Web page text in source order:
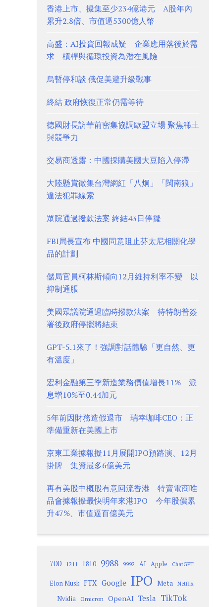
香港上市、擬集至少234億港元 A股年內
累升2.8倍、市值逼5300億人幣
高盛：AI投資回報成疑 企業應用落後於需
求 槓桿與循環投資為潛在風險
烏暫停和談 俄促美避升級戰事
終結 政府恢復正常仍需等待
德國財長訪華前密集協調歐盟立場 聚焦稀土
與競爭力
交易商透露：中國採購美國大豆陷入停滯
大陸懸賞徵集台灣網紅「八炯」「閩南狼」
違法犯罪線索
眾院通過撥款法案 終結43日停擺
FBI局長宣布 中國同意阻止芬太尼相關化學
品的計劃
儲局官員柯林斯傾向12月維持利率不變 以
抑制通脹
美國眾議院通過臨時撥款法案 待特朗普簽
署後政府停擺將結束
GPT-5.1來了！強調對話體驗「更自然、更
有溫度」
宏利金融第三季新造業務價值增長11% 派
息增10%至0.44加元
5年前因財務造假退市 瑞幸咖啡CEO：正
準備重新在美國上市
京東工業據報擬11月展開IPO預路演、12月
掛牌 集資最多6億美元
再有美股中概股有意回流香港 特賣電商唯
品會據報擬最快明年來港IPO 今年股價累
升47%、市值逼百億美元
700 1211 1810 9988 9992 AI Apple ChatGPT
Elon Musk FTX Google IPO Meta Netflix
Nvidia Omicron OpenAI Tesla TikTok